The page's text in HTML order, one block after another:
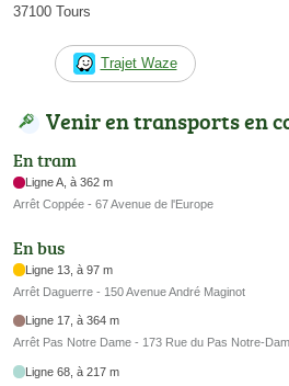
37100 Tours
Trajet Waze
Venir en transports en
En tram
Ligne A, à 362 m
Arrêt Coppée - 67 Avenue de l'Europe
En bus
Ligne 13, à 97 m
Arrêt Daguerre - 150 Avenue André Maginot
Ligne 17, à 364 m
Arrêt Pas Notre Dame - 173 Rue du Pas Notre-
Ligne 68, à 217 m